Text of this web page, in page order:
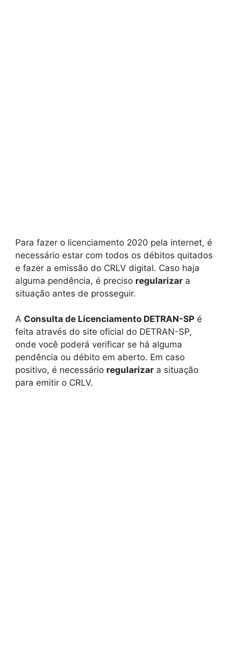
Para fazer o licenciamento 2020 pela internet, é
necessário estar com todos os débitos quitados
e fazer a emissão do CRLV digital. Caso haja
alguma pendência, é preciso regularizar a
situação antes de prosseguir.
A Consulta de Licenciamento DETRAN-SP é
feita através do site oficial do DETRAN-SP,
onde você poderá verificar se há alguma
pendência ou débito em aberto. Em caso
positivo, é necessário regularizar a situação
para emitir o CRLV.